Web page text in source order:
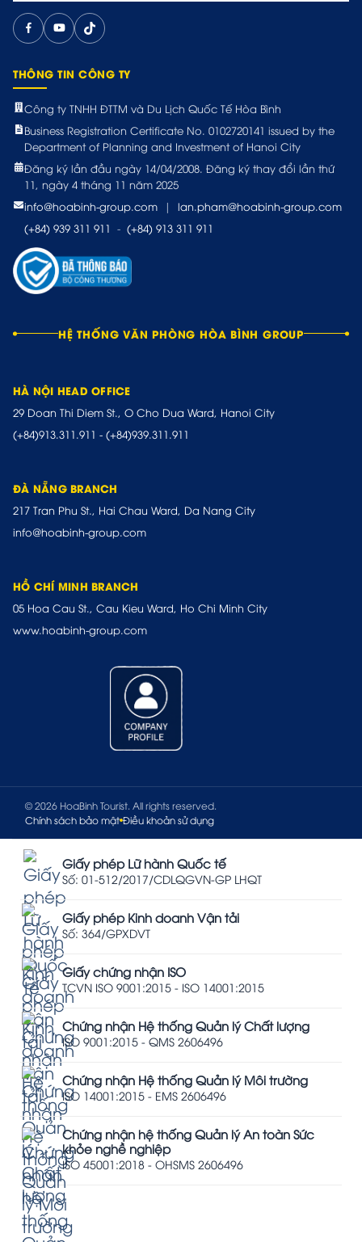
THÔNG TIN CÔNG TY
Công ty TNHH ĐTTM và Du Lịch Quốc Tế Hòa Bình
Business Registration Certificate No. 0102720141 issued by the
Department of Planning and Investment of Hanoi City
Đăng ký lần đầu ngày 14/04/2008. Đăng ký thay đổi lần thứ
11, ngày 4 tháng 11 năm 2025
info@hoabinh-group.com
|
lan.pham@hoabinh-group.com
(+84) 939 311 911 - (+84) 913 311 911
HỆ THỐNG VĂN PHÒNG HÒA BÌNH GROUP
HÀ NỘI HEAD OFFICE
29 Doan Thi Diem St., O Cho Dua Ward, Hanoi City
(+84)913.311.911 - (+84)939.311.911
ĐÀ NẴNG BRANCH
217 Tran Phu St., Hai Chau Ward, Da Nang City
info@hoabinh-group.com
HỒ CHÍ MINH BRANCH
05 Hoa Cau St., Cau Kieu Ward, Ho Chi Minh City
www.hoabinh-group.com
© 2026 HoaBinh Tourist. All rights reserved.
Chính sách bảo mật Điều khoản sử dụng
Giấy phép Lữ hành Quốc tế
Số: 01-512/2017/CDLQGVN-GP LHQT
Giấy phép Kinh doanh Vận tải
Số: 364/GPXDVT
Giấy chứng nhận ISO
TCVN ISO 9001:2015 - ISO 14001:2015
Chứng nhận Hệ thống Quản lý Chất lượng
ISO 9001:2015 - QMS 2606496
Chứng nhận Hệ thống Quản lý Môi trường
ISO 14001:2015 - EMS 2606496
Chứng nhận hệ thống Quản lý An toàn Sức
khỏe nghề nghiệp
ISO 45001:2018 - OHSMS 2606496